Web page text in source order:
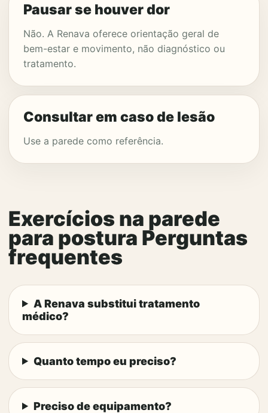
Pausar se houver dor
Não. A Renava oferece orientação geral de
bem-estar e movimento, não diagnóstico ou
tratamento.
Consultar em caso de lesão
Use a parede como referência.
Exercícios na parede
para postura Perguntas
frequentes
A Renava substitui tratamento
médico?
Quanto tempo eu preciso?
Preciso de equipamento?